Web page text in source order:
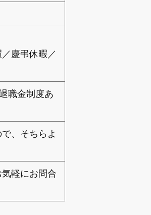
慶弔休暇／
職金制度あ
、そちらよ
軽にお問合